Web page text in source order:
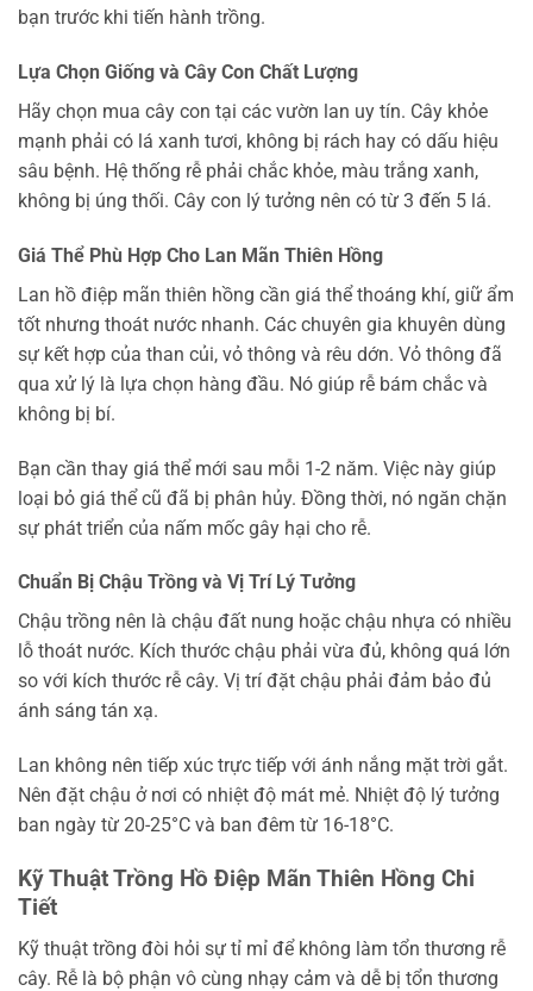
bạn trước khi tiến hành trồng.
Lựa Chọn Giống và Cây Con Chất Lượng
Hãy chọn mua cây con tại các vườn lan uy tín. Cây khỏe
mạnh phải có lá xanh tươi, không bị rách hay có dấu hiệu
sâu bệnh. Hệ thống rễ phải chắc khỏe, màu trắng xanh,
không bị úng thối. Cây con lý tưởng nên có từ 3 đến 5 lá.
Giá Thể Phù Hợp Cho Lan Mãn Thiên Hồng
Lan hồ điệp mãn thiên hồng cần giá thể thoáng khí, giữ ẩm
tốt nhưng thoát nước nhanh. Các chuyên gia khuyên dùng
sự kết hợp của than củi, vỏ thông và rêu dớn. Vỏ thông đã
qua xử lý là lựa chọn hàng đầu. Nó giúp rễ bám chắc và
không bị bí.
Bạn cần thay giá thể mới sau mỗi 1-2 năm. Việc này giúp
loại bỏ giá thể cũ đã bị phân hủy. Đồng thời, nó ngăn chặn
sự phát triển của nấm mốc gây hại cho rễ.
Chuẩn Bị Chậu Trồng và Vị Trí Lý Tưởng
Chậu trồng nên là chậu đất nung hoặc chậu nhựa có nhiều
lỗ thoát nước. Kích thước chậu phải vừa đủ, không quá lớn
so với kích thước rễ cây. Vị trí đặt chậu phải đảm bảo đủ
ánh sáng tán xạ.
Lan không nên tiếp xúc trực tiếp với ánh nắng mặt trời gắt.
Nên đặt chậu ở nơi có nhiệt độ mát mẻ. Nhiệt độ lý tưởng
ban ngày từ 20-25°C và ban đêm từ 16-18°C.
Kỹ Thuật Trồng Hồ Điệp Mãn Thiên Hồng Chi
Tiết
Kỹ thuật trồng đòi hỏi sự tỉ mỉ để không làm tổn thương rễ
cây. Rễ là bộ phận vô cùng nhạy cảm và dễ bị tổn thương